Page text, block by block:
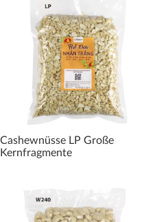
Cashewnüsse LP Große
Kernfragmente